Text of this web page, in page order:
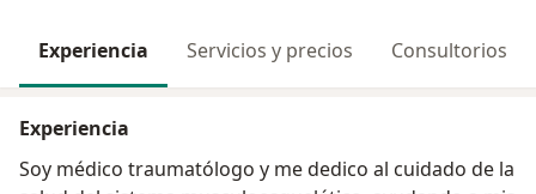
Experiencia Servicios y precios Consultorios
Experiencia
Soy médico traumatólogo y me dedico al cuidado de la